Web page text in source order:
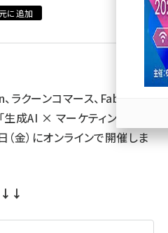
に追加
クーンコマース、Faber
成AI × マーケティング
金）にオンラインで開催しま
↓↓